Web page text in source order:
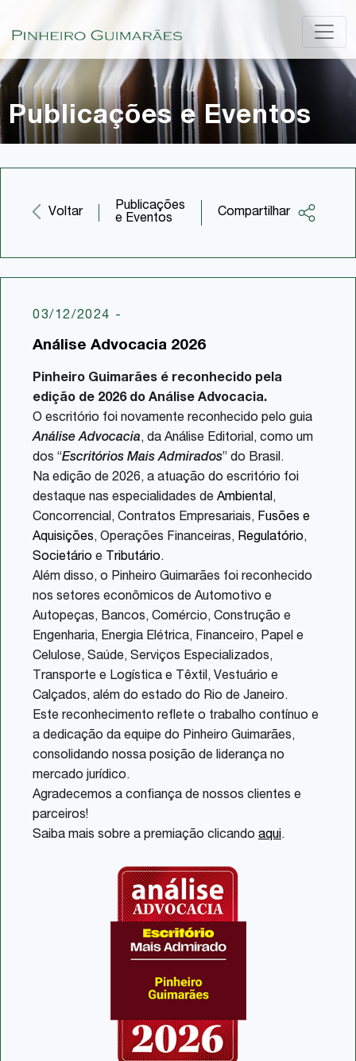
Publicações e Eventos
Voltar
Publicações
e Eventos
Compartilhar
Twitter
03/12/2024 -
Análise Advocacia 2026
Pinheiro Guimarães é reconhecido pela
edição de 2026 do Análise Advocacia.
O escritório foi novamente reconhecido pelo guia
Análise Advocacia, da Análise Editorial, como um
dos “Escritórios Mais Admirados” do Brasil.
Na edição de 2026, a atuação do escritório foi
destaque nas especialidades de Ambiental,
Concorrencial, Contratos Empresariais, Fusões e
Aquisições, Operações Financeiras, Regulatório,
Societário e Tributário.
Além disso, o Pinheiro Guimarães foi reconhecido
nos setores econômicos de Automotivo e
Autopeças, Bancos, Comércio, Construção e
Engenharia, Energia Elétrica, Financeiro, Papel e
Celulose, Saúde, Serviços Especializados,
Transporte e Logística e Têxtil, Vestuário e
Calçados, além do estado do Rio de Janeiro.
Este reconhecimento reflete o trabalho contínuo e
a dedicação da equipe do Pinheiro Guimarães,
consolidando nossa posição de liderança no
mercado jurídico.
Agradecemos a confiança de nossos clientes e
parceiros!
Saiba mais sobre a premiação clicando aqui.